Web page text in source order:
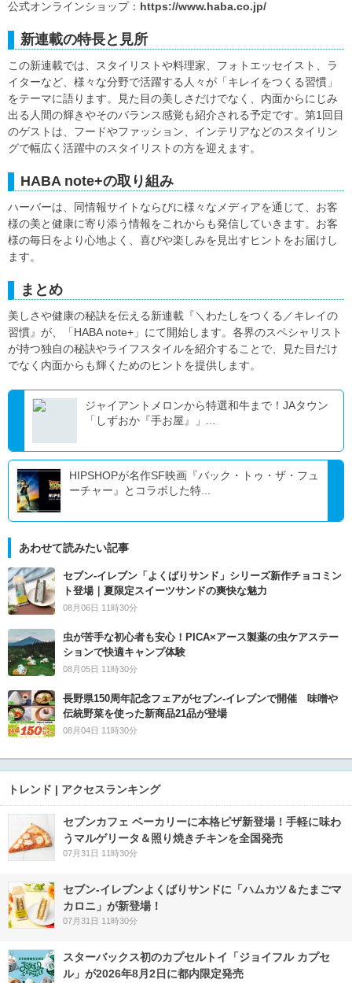
公式オンラインショップ： https://www.haba.co.jp/
新連載の特長と見所
この新連載では、スタイリストや料理家、フォトエッセイスト、ラ
イターなど、様々な分野で活躍する人々が「キレイをつくる習慣」
をテーマに語ります。見た目の美しさだけでなく、内面からにじみ
出る人間の輝きやそのバランス感覚も紹介される予定です。第1回目
のゲストは、フードやファッション、インテリアなどのスタイリン
グで幅広く活躍中のスタイリストの方を迎えます。
HABA note+の取り組み
ハーバーは、同情報サイトならびに様々なメディアを通じて、お客
様の美と健康に寄り添う情報をこれからも発信していきます。お客
様の毎日をより心地よく、喜びや楽しみを見出すヒントをお届けし
ます。
まとめ
美しさや健康の秘訣を伝える新連載『＼わたしをつくる／キレイの
習慣』が、「HABA note+」にて開始します。各界のスペシャリスト
が持つ独自の秘訣やライフスタイルを紹介することで、見た目だけ
でなく内面からも輝くためのヒントを提供します。
ジャイアントメロンから特選和牛まで！JAタウン
「しずおか『手お屋』」...
HIPSHOPが名作SF映画『バック・トゥ・ザ・フュ
ーチャー』とコラボした特...
あわせて読みたい記事
セブン‐イレブン「よくばりサンド」シリーズ新作チョコミン
ト登場｜夏限定スイーツサンドの爽快な魅力
08月06日 11時30分
虫が苦手な初心者も安心！PICA×アース製薬の虫ケアステー
ションで快適キャンプ体験
08月05日 11時30分
長野県150周年記念フェアがセブン-イレブンで開催 味噌や
伝統野菜を使った新商品21品が登場
08月04日 11時30分
トレンド | アクセスランキング
セブンカフェ ベーカリーに本格ピザ新登場！手軽に味わ
うマルゲリータ＆照り焼きチキンを全国発売
07月31日 11時30分
セブン‐イレブンよくばりサンドに「ハムカツ＆たまごマ
カロニ」が新登場！
07月31日 11時30分
スターバックス初のカプセルトイ「ジョイフル カプセ
ル」が2026年8月2日に都内限定発売